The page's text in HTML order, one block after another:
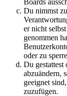
Du nimmst
er nicht
genommen
oder zu
Du gestattest
abzuändern,
geeignet
zuzufügen.